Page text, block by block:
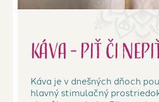
Káva - piť či
Káva je v dnešných dňoch
hlavný stimulačný